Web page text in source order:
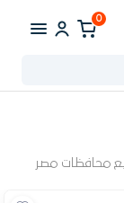
0
محافظات مصر